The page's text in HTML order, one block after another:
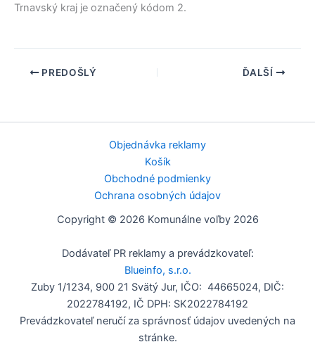
Trnavský kraj je označený kódom 2.
PREDOŠLÝ ĎALŠÍ
Objednávka reklamy
Košík
Obchodné podmienky
Ochrana osobných údajov
Copyright © 2026 Komunálne voľby 2026
Dodávateľ PR reklamy a prevádzkovateľ:
Blueinfo, s.r.o.
Zuby 1/1234, 900 21 Svätý Jur, IČO: 44665024, DIČ:
2022784192, IČ DPH: SK2022784192
Prevádzkovateľ neručí za správnosť údajov uvedených na
stránke.